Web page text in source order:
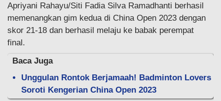
Apriyani Rahayu/Siti Fadia Silva Ramadhanti berhasil
memenangkan gim kedua di China Open 2023 dengan
skor 21-18 dan berhasil melaju ke babak perempat
final.
Baca Juga
Unggulan Rontok Berjamaah! Badminton Lovers
Soroti Kengerian China Open 2023